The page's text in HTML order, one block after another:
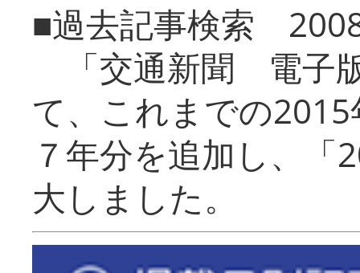
■過去記事検索
「交通新聞 電子
て、これまでの
７年分を追加し、「
大しまし